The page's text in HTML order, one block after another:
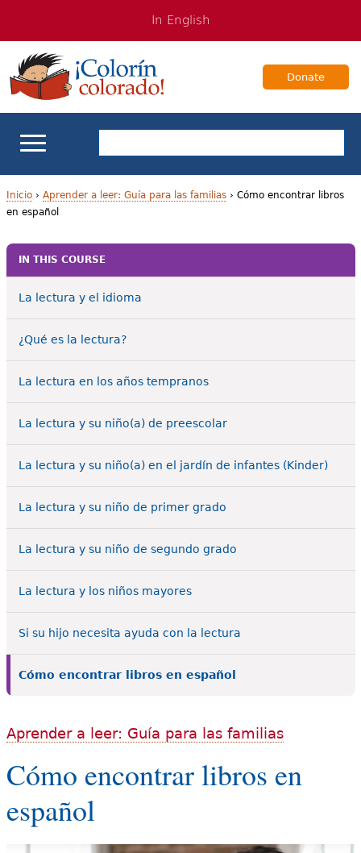
navigation
Content
In English
Donate
Apoyo escolar
Para Familias
Inicio› Aprender a leer: Guía para las familias› Cómo encontrar libros
en español
IN THIS COURSE
La lectura y el idioma
¿Qué es la lectura?
La lectura en los años tempranos
La lectura y su niño(a) de preescolar
La lectura y su niño(a) en el jardín de infantes (Kinder)
La lectura y su niño de primer grado
La lectura y su niño de segundo grado
La lectura y los niños mayores
Si su hijo necesita ayuda con la lectura
Cómo encontrar libros en español
Aprender a leer: Guía para las familias
Cómo encontrar libros en
español